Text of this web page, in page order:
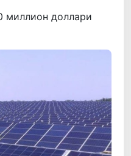
миллион доллари